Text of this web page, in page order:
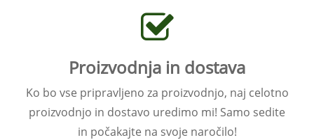
Proizvodnja in dostava
Ko bo vse pripravljeno za proizvodnjo, naj celotno
proizvodnjo in dostavo uredimo mi! Samo sedite
in počakajte na svoje naročilo!